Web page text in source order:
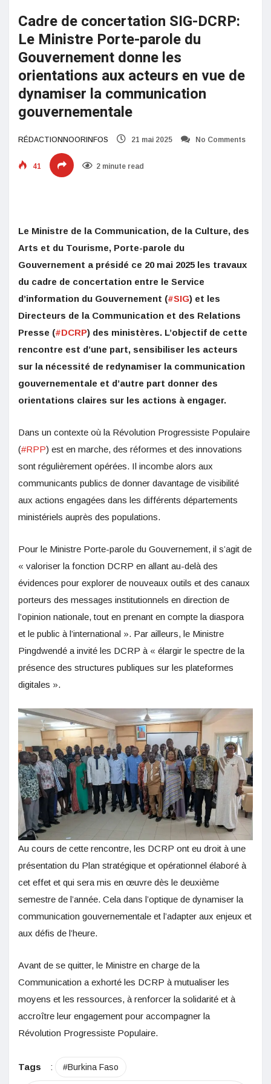
Cadre de concertation SIG-DCRP:
Le Ministre Porte-parole du
Gouvernement donne les
orientations aux acteurs en vue de
dynamiser la communication
gouvernementale
RÉDACTIONNOORINFOS 21 mai 2025 No Comments
41 2 minute read
Le Ministre de la Communication, de la Culture, des
Arts et du Tourisme, Porte-parole du
Gouvernement a présidé ce 20 mai 2025 les travaux
du cadre de concertation entre le Service
d’information du Gouvernement (#SIG) et les
Directeurs de la Communication et des Relations
Presse (#DCRP) des ministères. L’objectif de cette
rencontre est d’une part, sensibiliser les acteurs
sur la nécessité de redynamiser la communication
gouvernementale et d’autre part donner des
orientations claires sur les actions à engager.
Dans un contexte où la Révolution Progressiste Populaire
(#RPP) est en marche, des réformes et des innovations
sont régulièrement opérées. Il incombe alors aux
communicants publics de donner davantage de visibilité
aux actions engagées dans les différents départements
ministériels auprès des populations.
Pour le Ministre Porte-parole du Gouvernement, il s’agit de
« valoriser la fonction DCRP en allant au-delà des
évidences pour explorer de nouveaux outils et des canaux
porteurs des messages institutionnels en direction de
l’opinion nationale, tout en prenant en compte la diaspora
et le public à l’international ». Par ailleurs, le Ministre
Pingdwendé a invité les DCRP à « élargir le spectre de la
présence des structures publiques sur les plateformes
digitales ».
Au cours de cette rencontre, les DCRP ont eu droit à une
présentation du Plan stratégique et opérationnel élaboré à
cet effet et qui sera mis en œuvre dès le deuxième
semestre de l’année. Cela dans l’optique de dynamiser la
communication gouvernementale et l’adapter aux enjeux et
aux défis de l’heure.
Avant de se quitter, le Ministre en charge de la
Communication a exhorté les DCRP à mutualiser les
moyens et les ressources, à renforcer la solidarité et à
accroître leur engagement pour accompagner la
Révolution Progressiste Populaire.
Tags : #Burkina Faso